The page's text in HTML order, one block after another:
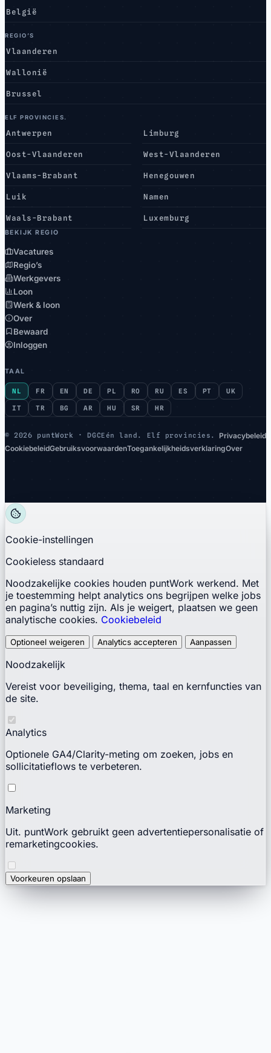
België
REGIO’S
Vlaanderen
Wallonië
Brussel
ELF PROVINCIES.
Antwerpen Limburg
Oost-Vlaanderen West-Vlaanderen
Vlaams-Brabant Henegouwen
Luik Namen
Waals-Brabant Luxemburg
BEKIJK REGIO
Vacatures
Regio’s
Werkgevers
Loon
Werk & loon
Over
Bewaard
Inloggen
TAAL
NL FR EN DE PL RO RU ES PT
UK
IT
TR BG AR HU SR HR
©2026 puntWork ·DGCEén land. Elf provincies.
Privacybeleid
CookiebeleidGebruiksvoorwaardenToegankelijkheidsverklaringOver
Cookie-instellingen
Cookieless standaard
Noodzakelijke cookies houden puntWork werkend. Met
je toestemming helpt analytics ons begrijpen welke jobs
en pagina’s nuttig zijn. Als je weigert, plaatsen we geen
analytische cookies. Cookiebeleid
Optioneel weigeren Analytics accepteren Aanpassen
Noodzakelijk
Vereist voor beveiliging, thema, taal en kernfuncties van
de site.
Analytics
Optionele GA4/Clarity-meting om zoeken, jobs en
sollicitatieflows te verbeteren.
Marketing
Uit. puntWork gebruikt geen advertentiepersonalisatie of
remarketingcookies.
Voorkeuren opslaan